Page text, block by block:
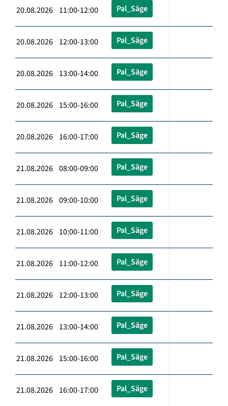
20.08.2026 11:00-12:00 Pal_Säge
20.08.2026 12:00-13:00 Pal_Säge
20.08.2026 13:00-14:00 Pal_Säge
20.08.2026 15:00-16:00 Pal_Säge
20.08.2026 16:00-17:00 Pal_Säge
21.08.2026 08:00-09:00 Pal_Säge
21.08.2026 09:00-10:00 Pal_Säge
21.08.2026 10:00-11:00 Pal_Säge
21.08.2026 11:00-12:00 Pal_Säge
21.08.2026 12:00-13:00 Pal_Säge
21.08.2026 13:00-14:00 Pal_Säge
21.08.2026 15:00-16:00 Pal_Säge
21.08.2026 16:00-17:00 Pal_Säge